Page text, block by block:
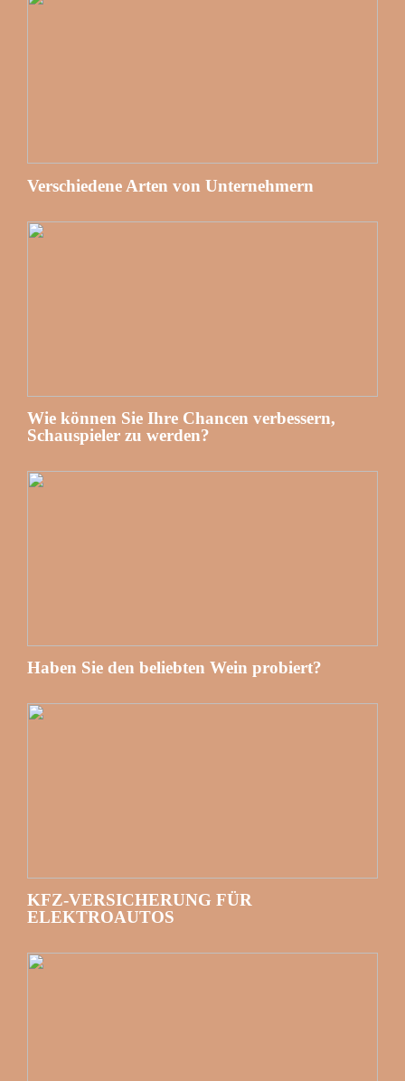
Verschiedene Arten von Unternehmern
Wie können Sie Ihre Chancen verbessern,
Schauspieler zu werden?
Haben Sie den beliebten Wein probiert?
KFZ-VERSICHERUNG FÜR
ELEKTROAUTOS